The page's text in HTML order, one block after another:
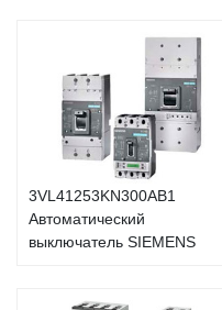
3VL41253KN300AB1
Автоматический
выключатель SIEMENS